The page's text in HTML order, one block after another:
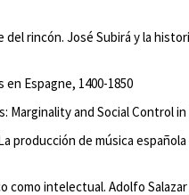
del rincón. José Subirá y la
Espagne, 1400-1850
Marginality and Social Control in
producción de música
como intelectual. Adolfo